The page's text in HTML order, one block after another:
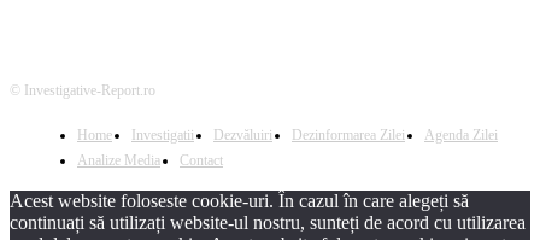
© Investigative-Report.ro
Home Investigatii Dezvăluiri Dezinformarea Zilei
Agenda Zilei
Analize Media
Contact
Acest website foloseste cookie-uri. În cazul în care alegeți să
continuați să utilizați website-ul nostru, sunteți de acord cu utilizarea